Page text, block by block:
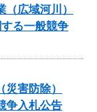
広域河川）
る一般競争
害防除）
争入札公告